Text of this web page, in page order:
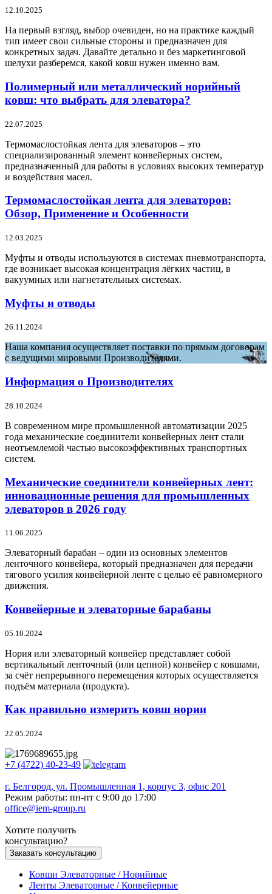
12.10.2025
На первый взгляд, выбор очевиден, но на практике каждый
тип имеет свои сильные стороны и предназначен для
конкретных задач. Давайте детально и без маркетинговой
шелухи разберемся, какой ковш нужен именно вам.
Полимерный или металлический норийный
ковш: что выбрать для элеватора?
22.07.2025
Термомаслостойкая лента для элеваторов – это
специализированный элемент конвейерных систем,
предназначенный для работы в условиях высоких температур
и воздействия масел.
Термомаслостойкая лента для элеваторов:
Обзор, Применение и Особенности
12.03.2025
Муфты и отводы используются в системах пневмотранспорта,
где возникает высокая концентрация лёгких частиц, в
вакуумных или нагнетательных системах.
Муфты и отводы
26.11.2024
Наша компания осуществляет поставки по прямым договорам
с ведущими мировыми Производителями.
Информация о Производителях
28.10.2024
В современном мире промышленной автоматизации 2025
года механические соединители конвейерных лент стали
неотъемлемой частью высокоэффективных транспортных
систем.
Механические соединители конвейерных лент:
инновационные решения для промышленных
элеваторов в 2026 году
11.06.2025
Элеваторный барабан – один из основных элементов
ленточного конвейера, который предназначен для передачи
тягового усилия конвейерной ленте с целью её равномерного
движения.
Конвейерные и элеваторные барабаны
05.10.2024
Нория или элеваторный конвейер представляет собой
вертикальный ленточный (или цепной) конвейер с ковшами,
за счёт непрерывного перемещения которых осуществляется
подъём материала (продукта).
Как правильно измерить ковш нории
22.05.2024
+7 (4722) 40-23-49
г. Белгород, ул. Промышленная 1, корпус 3, офис 201
Режим работы: пн-пт с 9:00 до 17:00
office@iem-group.ru
Хотите получить
консультацию?
Заказать консультацию
Ковши Элеваторные / Норийные
Ленты Элеваторные / Конвейерные